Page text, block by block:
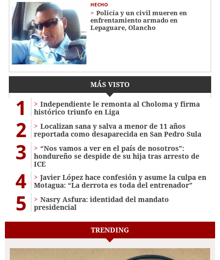
HECHO
Policía y un civil mueren en
enfrentamiento armado en
Lepaguare, Olancho
MÁS VISTO
1
Independiente le remonta al Choloma y firma
histórico triunfo en Liga
2
Localizan sana y salva a menor de 11 años
reportada como desaparecida en San Pedro Sula
3
“Nos vamos a ver en el país de nosotros”:
hondureño se despide de su hija tras arresto de
ICE
4
Javier López hace confesión y asume la culpa en
Motagua: “La derrota es toda del entrenador”
5
Nasry Asfura: identidad del mandato
presidencial
TRENDING